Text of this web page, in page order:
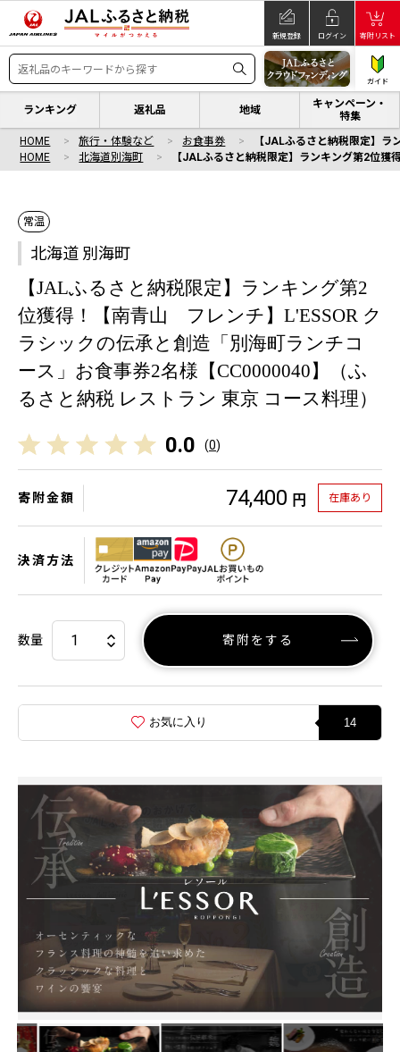
新規登録 ログイン 寄附リスト
ガイド
ランキング 返礼品 地域
キャンペーン・
特集
HOME 旅行・体験など お食事券
【JALふるさと納税限定】
HOME
北海道別海町 【JALふるさと納税限定】ランキング第2位
常温
北海道 別海町
【JALふるさと納税限定】ランキング第2
位獲得！【南青山 フレンチ】L'ESSOR ク
ラシックの伝承と創造「別海町ランチコ
ース」お食事券2名様【CC0000040】（ふ
るさと納税 レストラン 東京 コース料理）
0.0 (0)
寄附金額 74,400 円 在庫あり
決済方法
数量 寄附をする
お気に入り 14